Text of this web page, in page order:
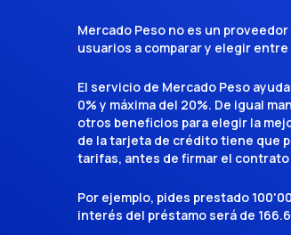
Mercado Peso no es un
usuarios a comparar y elegir
El servicio de Mercado Peso
0% y máxima del 20%. De igual
otros beneficios para elegir la
de la tarjeta de crédito tiene que
tarifas, antes de firmar el
Por ejemplo, pides prestado
interés del préstamo será de